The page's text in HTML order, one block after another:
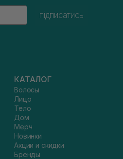
підписатись
КАТАЛОГ
Волосы
Лицо
Тело
Дом
Мерч
Новинки
Акции и скидки
Бренды